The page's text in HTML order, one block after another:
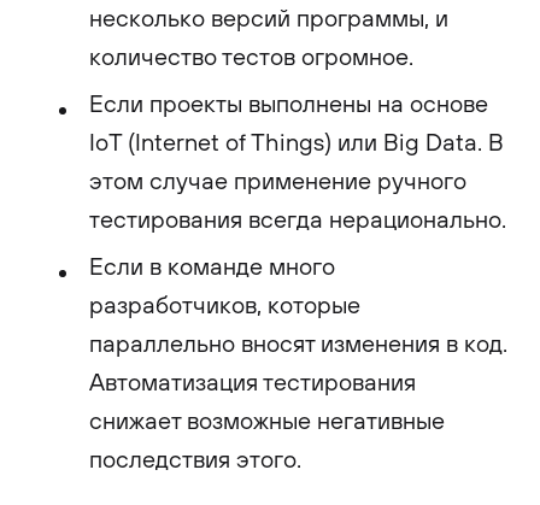
несколько версий программы, и
количество тестов огромное.
Если проекты выполнены на основе
IoT (Internet of Things) или Big Data. В
этом случае применение ручного
тестирования всегда нерационально.
Если в команде много
разработчиков, которые
параллельно вносят изменения в код.
Автоматизация тестирования
снижает возможные негативные
последствия этого.